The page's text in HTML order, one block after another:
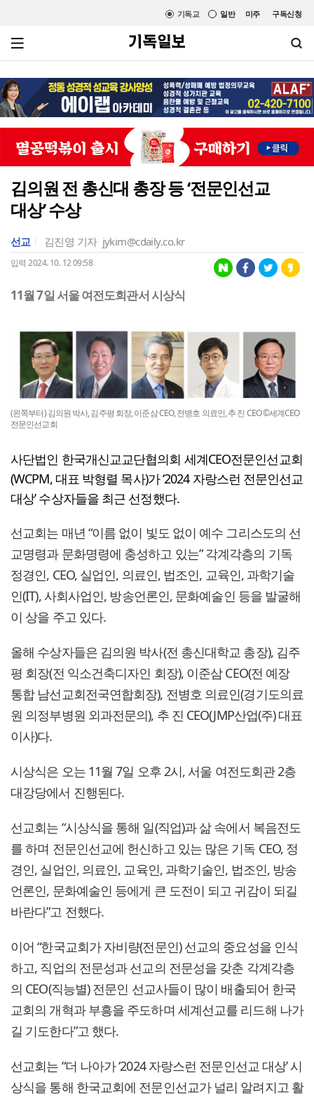
미주 구독신청
일반
기독교
김의원 전 총신대 총장 등 ‘전문인선교
대상’ 수상
선교 김진영 기자 jykim@cdaily.co.kr
입력 2024. 10. 12 09:58
11월 7일 서울 여전도회관서 시상식
(왼쪽부터) 김의원 박사, 김주평 회장, 이준삼 CEO, 전병호 의료인, 추 진 CEO ©세계CEO
전문인선교회
사단법인 한국개신교교단협의회 세계CEO전문인선교회
(WCPM, 대표 박형렬 목사)가 ‘2024 자랑스런 전문인선교
대상’ 수상자들을 최근 선정했다.
선교회는 매년 “이름 없이 빛도 없이 예수 그리스도의 선
교명령과 문화명령에 충성하고 있는” 각계각층의 기독
정경인, CEO, 실업인, 의료인, 법조인, 교육인, 과학기술
인(IT), 사회사업인, 방송언론인, 문화예술인 등을 발굴해
이 상을 주고 있다.
올해 수상자들은 김의원 박사(전 총신대학교 총장), 김주
평 회장(전 익소건축디자인 회장), 이준삼 CEO(전 예장
통합 남선교회전국연합회장), 전병호 의료인(경기도의료
원 의정부병원 외과전문의), 추 진 CEO(JMP산업(주) 대표
이사)다.
시상식은 오는 11월 7일 오후 2시, 서울 여전도회관 2층
대강당에서 진행된다.
선교회는 “시상식을 통해 일(직업)과 삶 속에서 복음전도
를 하며 전문인선교에 헌신하고 있는 많은 기독 CEO, 정
경인, 실업인, 의료인, 교육인, 과학기술인, 법조인, 방송
언론인, 문화예술인 등에게 큰 도전이 되고 귀감이 되길
바란다”고 전했다.
이어 “한국교회가 자비량(전문인) 선교의 중요성을 인식
하고, 직업의 전문성과 선교의 전문성을 갖춘 각계각층
의 CEO(직능별) 전문인 선교사들이 많이 배출되어 한국
교회의 개혁과 부흥을 주도하며 세계선교를 리드해 나가
길 기도한다”고 했다.
선교회는 “더 나아가 ‘2024 자랑스런 전문인선교 대상’ 시
상식을 통해 한국교회에 전문인선교가 널리 알려지고 활